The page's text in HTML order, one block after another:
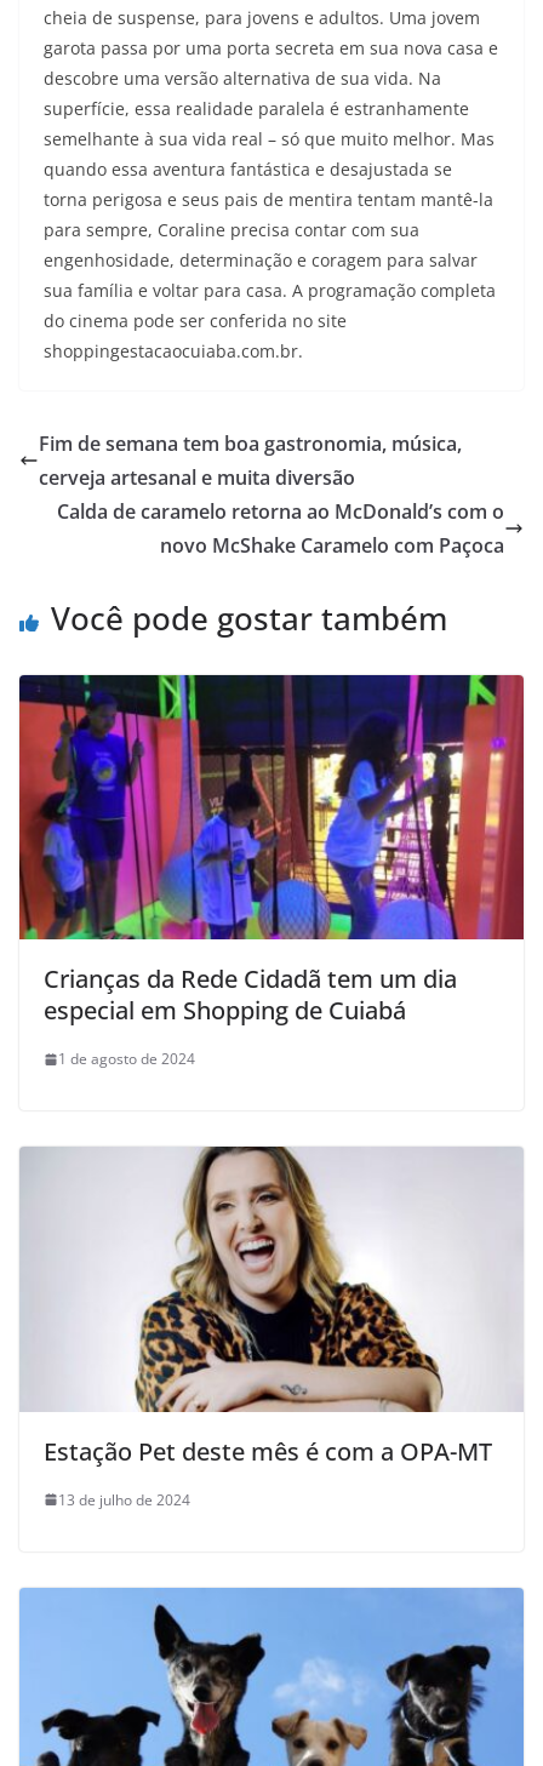
cheia de suspense, para jovens e adultos. Uma jovem
garota passa por uma porta secreta em sua nova casa e
descobre uma versão alternativa de sua vida. Na
superfície, essa realidade paralela é estranhamente
semelhante à sua vida real – só que muito melhor. Mas
quando essa aventura fantástica e desajustada se
torna perigosa e seus pais de mentira tentam mantê-la
para sempre, Coraline precisa contar com sua
engenhosidade, determinação e coragem para salvar
sua família e voltar para casa. A programação completa
do cinema pode ser conferida no site
shoppingestacaocuiaba.com.br.
Fim de semana tem boa gastronomia, música,
cerveja artesanal e muita diversão
Calda de caramelo retorna ao McDonald’s com o
novo McShake Caramelo com Paçoca
Você pode gostar também
Crianças da Rede Cidadã tem um dia
especial em Shopping de Cuiabá
1 de agosto de 2024
Estação Pet deste mês é com a OPA-MT
13 de julho de 2024